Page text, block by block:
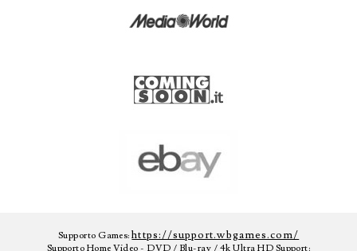
Supporto Games:https://support.wbgames.com/
Supporto Home Video - DVD / Blu-ray / 4k Ultra HD Support: